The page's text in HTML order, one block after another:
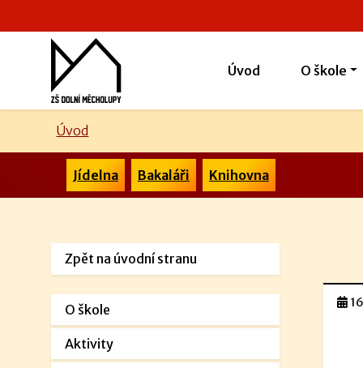
Úvod O škole
Úvod
Jídelna Bakaláři Knihovna
Zpět na úvodní stranu
O škole
Aktivity